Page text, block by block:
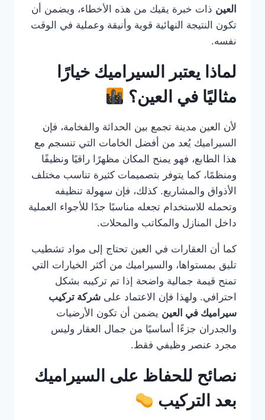
العين ذات خبرة يقيك من هذه الأخطاء، ويضمن أن
تكون النتيجة النهائية قوية وأنيقة وعملية في الوقت
نفسه.
لماذا يعتبر السيراميك خيارًا
مثاليًا في العين؟
لأن العين مدينة تجمع بين الحداثة والفخامة، فإن
السيراميك يُعد من أفضل الخامات التي تنسجم مع
هذا الطابع، فهو يمنح المكان مظهرًا راقيًا ونظيفًا
ومنظمًا، كما يتوفر بتصميمات كثيرة تناسب مختلف
الأذواق والمشاريع. كذلك، فإن سهولة تنظيفه
وتحمله للاستخدام تجعله مناسبًا جدًا للأجواء العملية
داخل المنازل والمكاتب والمحلات.
كما أن العقارات في العين تحتاج إلى مواد تشطيب
تليق بمستواها، والسيراميك من أكثر الخيارات التي
تمنح قيمة جمالية واضحة إذا تم تركيبه بشكل
احترافي. ولهذا فإن الاعتماد على شركة تركيب
سيراميك في العين يضمن أن تكون الأرضيات
والجدران جزءًا أساسيًا من جمال العقار وليس
مجرد عنصر وظيفي فقط.
نصائح للحفاظ على السيراميك
بعد التركيب